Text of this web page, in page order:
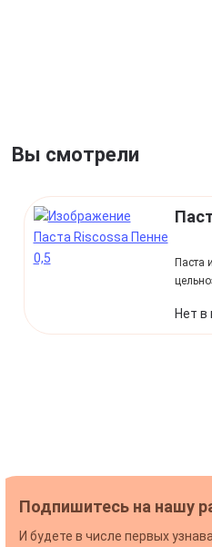
Вы смотрели
Паста
Нет в
Подпишитесь на нашу
И будете в числе первых